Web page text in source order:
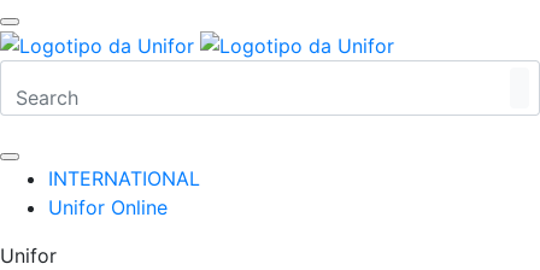
INTERNATIONAL
Unifor Online
Unifor